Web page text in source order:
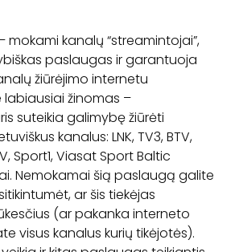
kanalų “streamintojai”,
paslaugas ir garantuoja
žiūrėjimo internetu
labiausiai žinomas –
suteikia galimybę žiūrėti
kanalus: LNK, TV3, BTV,
Sport1, Viasat Sport Baltic
Nemokamai šią paslaugą galite
ar šis tiekėjas
(ar pakanka interneto
visus kanalus kurių tikėjotės).